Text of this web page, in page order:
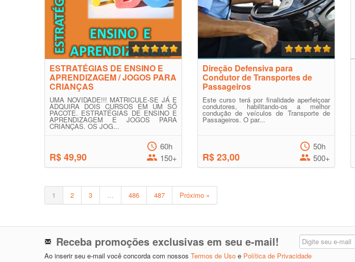
ESTRATÉGIAS DE ENSINO E
APRENDIZAGEM / JOGOS PARA
CRIANÇAS
UMA NOVIDADE!!! MATRICULE-SE JÁ E
ADQUIRA DOIS CURSOS EM UM SÓ
PACOTE. ESTRATÉGIAS DE ENSINO E
APRENDIZAGEM E JOGOS PARA
CRIANÇAS. OS JOG...
R$ 49,90
60h
150+
Direção Defensiva para
Condutor de Transportes de
Passageiros
Este curso terá por finalidade aperfeiçoar
condutores, habilitando-os a melhor
condução de veículos de Transporte de
Passageiros. O par...
R$ 23,00
50h
500+
1 2 3 … 486 487 Próximo »
Receba promoções exclusivas em seu e-mail!
Ao inserir seu e-mail você concorda com nossos Termos de Uso e Política de Privacidade